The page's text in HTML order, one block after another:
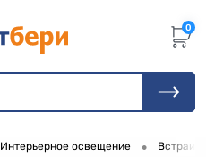
0
Интерьерное освещение •